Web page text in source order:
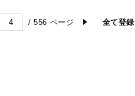
/ 556 ページ 全て登録